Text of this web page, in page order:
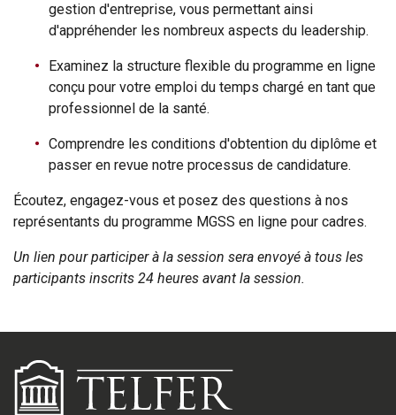
gestion d'entreprise, vous permettant ainsi
d'appréhender les nombreux aspects du leadership.
Examinez la structure flexible du programme en ligne
conçu pour votre emploi du temps chargé en tant que
professionnel de la santé.
Comprendre les conditions d'obtention du diplôme et
passer en revue notre processus de candidature.
Écoutez, engagez-vous et posez des questions à nos
représentants du programme MGSS en ligne pour cadres.
Un lien pour participer à la session sera envoyé à tous les
participants inscrits 24 heures avant la session.